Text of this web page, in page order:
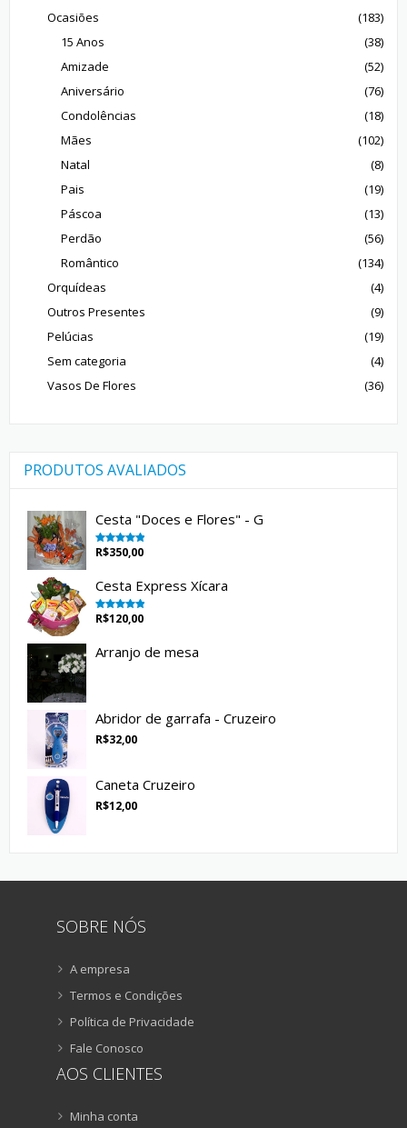
Ocasiões
(183)
15 Anos
(38)
Amizade
(52)
Aniversário
(76)
Condolências
(18)
Mães
(102)
Natal
(8)
Pais
(19)
Páscoa
(13)
Perdão
(56)
Romântico
(134)
Orquídeas
(4)
Outros Presentes
(9)
Pelúcias
(19)
Sem categoria
(4)
Vasos De Flores
(36)
PRODUTOS AVALIADOS
Cesta "Doces e Flores" - G
Avaliação
de 5
R$350,00
Cesta Express Xícara
Avaliação
de 5
R$120,00
Arranjo de mesa
Abridor de garrafa - Cruzeiro
R$32,00
Caneta Cruzeiro
R$12,00
SOBRE NÓS
A empresa
Termos e Condições
Política de Privacidade
Fale Conosco
AOS CLIENTES
Minha conta